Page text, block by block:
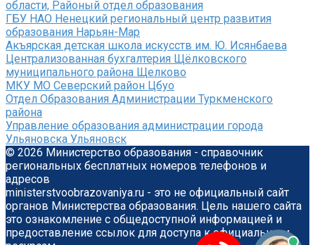
области, Районый отдел образования
ГБУ НАО Ненецкий региональный центр развития
образования Нарьян-Мар
Акъярская детская школа искусств им. Ю. Исянбаева
Централизованная бухгалтерия Щёлковского
муниципального района Щелково
МКУ МО Северский район Цбуо
Отдел Образования Администрации Туркменского
района
Управление образования администрации города
Ульяновска Ульяновск
© 2026 Министерство образования - справочник
региональных бесплатных номеров телефонов и
адресов
ministerstvoobrazovaniya.ru - это не официальный сайт
органов Министерства образования. Цель нашего сайта
это ознакомление с общедоступной информацией и
предоставление ссылок для доступа к официальным